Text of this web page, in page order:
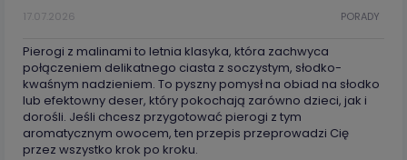
PORADY
17.07.2026
Pierogi z malinami to letnia klasyka, która zachwyca
połączeniem delikatnego ciasta z soczystym, słodko-
kwaśnym nadzieniem. To pyszny pomysł na obiad na słodko
lub efektowny deser, który pokochają zarówno dzieci, jak i
dorośli. Jeśli chcesz przygotować pierogi z tym
aromatycznym owocem, ten przepis przeprowadzi Cię
przez wszystko krok po kroku.